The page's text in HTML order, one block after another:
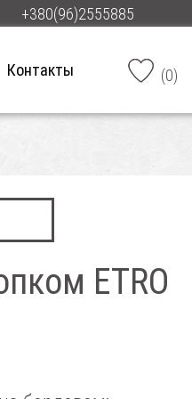
+380(96)2555885
Контакты (0)
ETRO